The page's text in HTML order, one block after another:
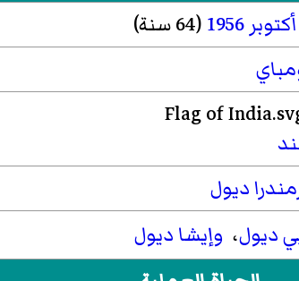
1956 (64 سنة)
ديول
ديول، وإيشا ديول